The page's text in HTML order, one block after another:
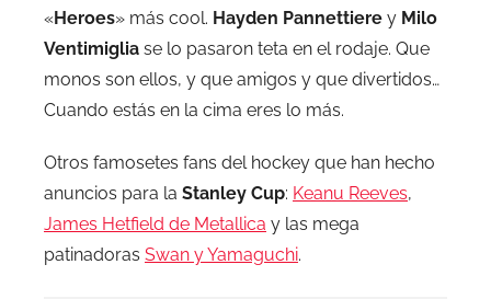
«Heroes» más cool. Hayden Pannettiere y Milo
Ventimiglia se lo pasaron teta en el rodaje. Que
monos son ellos, y que amigos y que divertidos…
Cuando estás en la cima eres lo más.
Otros famosetes fans del hockey que han hecho
anuncios para la Stanley Cup: Keanu Reeves,
James Hetfield de Metallica y las mega
patinadoras Swan y Yamaguchi.